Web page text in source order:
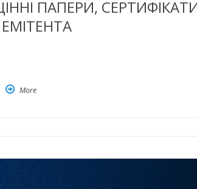
ПАПЕРИ,
More